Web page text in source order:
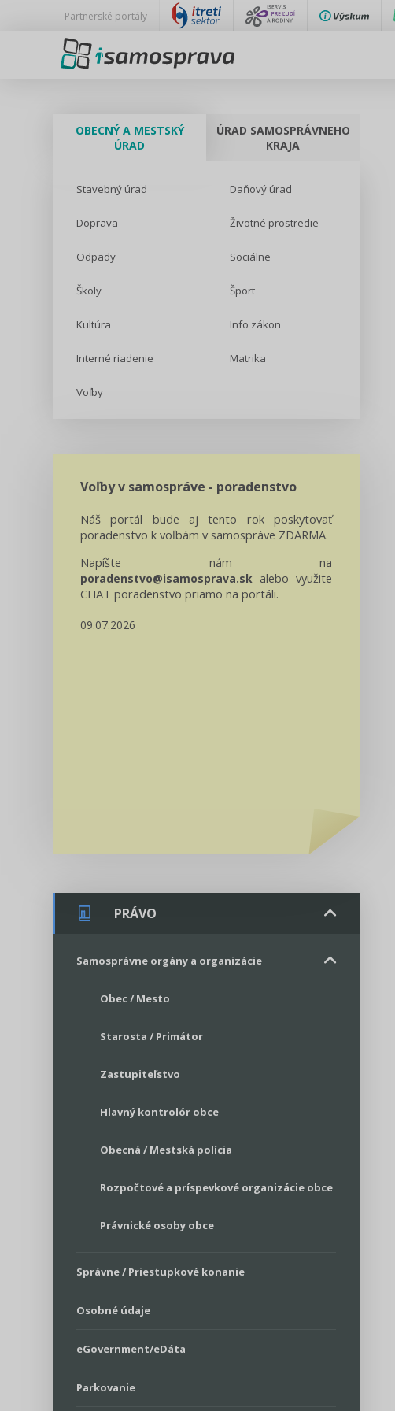
Partnerské portály
OBECNÝ A MESTSKÝ
ÚRAD
ÚRAD SAMOSPRÁVNEHO
KRAJA
Stavebný úrad Daňový úrad
Doprava Životné prostredie
Odpady Sociálne
Školy Šport
Kultúra Info zákon
Interné riadenie Matrika
Voľby
Voľby v samospráve - poradenstvo
Náš portál bude aj tento rok poskytovať
poradenstvo k voľbám v samospráve ZDARMA.
Napíšte nám na
poradenstvo@isamosprava.sk alebo využite
CHAT poradenstvo priamo na portáli.
09.07.2026
PRÁVO
Samosprávne orgány a organizácie
Obec / Mesto
Starosta / Primátor
Zastupiteľstvo
Hlavný kontrolór obce
Obecná / Mestská polícia
Rozpočtové a príspevkové organizácie obce
Právnické osoby obce
Správne / Priestupkové konanie
Osobné údaje
eGovernment/eDáta
Parkovanie